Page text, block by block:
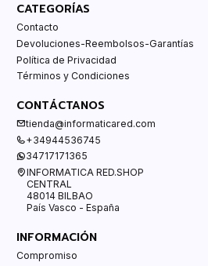
CATEGORÍAS
Contacto
Devoluciones-Reembolsos-Garantías
Política de Privacidad
Términos y Condiciones
CONTÁCTANOS
tienda@informaticared.com
+34944536745
34717171365
INFORMATICA RED.SHOP
CENTRAL
48014 BILBAO
País Vasco - España
INFORMACIÓN
Compromiso